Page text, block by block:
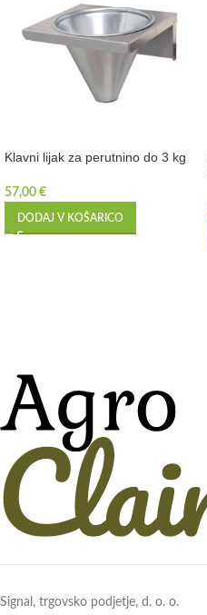
Klavni lijak za perutnino do 3 kg
57,00 €
DODAJ V KOŠARICO
Signal, trgovsko podjetje, d. o. o.